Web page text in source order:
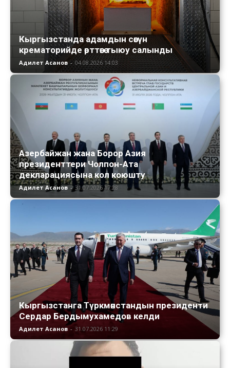
Кыргызстанда адамдын сөөгүн
крематорийде өрттөөгө тыюу салынды
Адилет Асанов - 04.08.2026 14:03
Азербайжан жана Борор Азия
президенттери Чолпон-Ата
декларациясына кол коюшту
Адилет Асанов - 31.07.2026 17:28
Кыргызстанга Түркмөнстандын президенти
Сердар Бердымухамедов келди
Адилет Асанов - 31.07.2026 11:29